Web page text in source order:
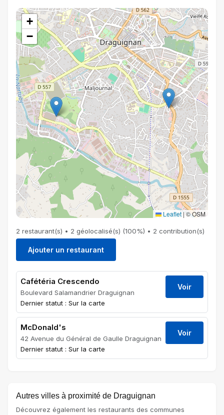
+
−
Leaflet |© OSM
2 restaurant(s) • 2 géolocalisé(s) (100%) • 2 contribution(s)
Ajouter un restaurant
Cafétéria Crescendo
Boulevard Salamandrier Draguignan
Dernier statut : Sur la carte
Voir
McDonald's
42 Avenue du Général de Gaulle Draguignan
Dernier statut : Sur la carte
Voir
Autres villes à proximité de Draguignan
Découvrez également les restaurants des communes